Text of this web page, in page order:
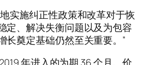
实施纠正性政策和改革对于恢
定、解决失衡问题以及为包容
长奠定基础仍然至关重要。”